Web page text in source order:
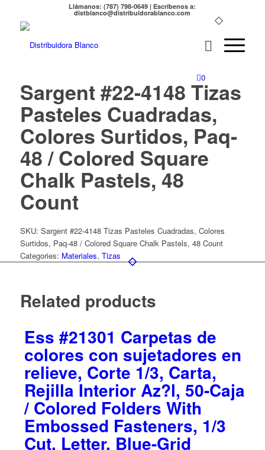
Llámanos: (787) 798-0649 | Escríbenos a:
distblanco@distribuidorablanco.com
0
Sargent #22-4148 Tizas
Pasteles Cuadradas,
Colores Surtidos, Paq-
48 / Colored Square
Chalk Pastels, 48
Count
SKU: Sargent #22-4148 Tizas Pasteles Cuadradas, Colores
Surtidos, Paq-48 / Colored Square Chalk Pastels, 48 Count
Categories: Materiales, Tizas
Related products
Ess #21301 Carpetas de
colores con sujetadores en
relieve, Corte 1/3, Carta,
Rejilla Interior Az?l, 50-Caja
/ Colored Folders With
Embossed Fasteners, 1/3
Cut, Letter, Blue-Grid